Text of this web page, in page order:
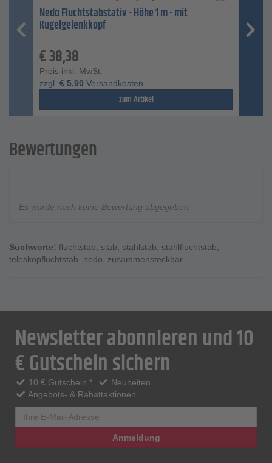
Nedo Fluchtstabstativ - Höhe 1 m - mit
Kugelgelenkkopf
€38,38
Preis inkl. MwSt.
zzgl. € 5,90 Versandkosten
zum Artikel
Bewertungen
Es wurde noch keine Bewertung abgegeben
Suchworte: fluchtstab, stab, stahlstab, stahlfluchtstab,
teleskopfluchtstab, nedo, zusammensteckbar
Newsletter abonnieren und 10
€ Gutschein sichern
10 € Gutschein *
Neuheiten
Angebots- & Rabattaktionen
Anmeldung